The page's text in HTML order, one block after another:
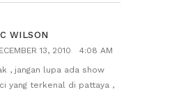
WILSON
13, 2010
4:08 AM
, jangan lupa ada show
yang terkenal di pattaya ,